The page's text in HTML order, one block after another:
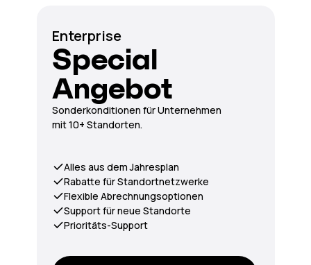
Enterprise
Special
Angebot
Sonderkonditionen für Unternehmen
mit 10+ Standorten.
Alles aus dem Jahresplan
Rabatte für Standortnetzwerke
Flexible Abrechnungsoptionen
Support für neue Standorte
Prioritäts-Support